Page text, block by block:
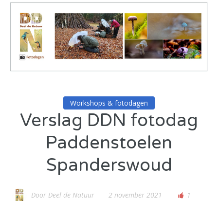
Workshops & fotodagen
Verslag DDN fotodag
Paddenstoelen
Spanderswoud
Door Deel de Natuur 2 november 2021
1